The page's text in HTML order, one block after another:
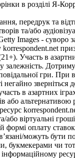
в розділі Я-
передрук та
та/або
Images - суворо
Участь в
залежність.
гри. При
негайно зверніться
в азартних
або альтернативою
або віртуальні
формі оплату
можуть бути
букмекерами чи
інформаційному